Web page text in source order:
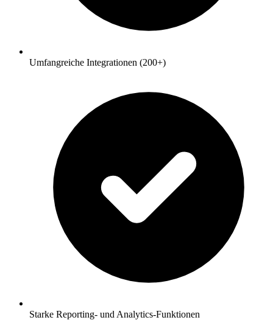
Umfangreiche Integrationen (200+)
Starke Reporting- und Analytics-Funktionen